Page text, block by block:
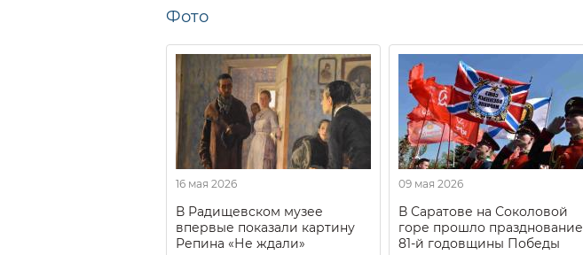
Фото
16 мая 2026
В Радищевском музее
впервые показали картину
Репина «Не ждали»
09 мая 2026
В Саратове на Соколовой
горе прошло празднование
81-й годовщины Победы